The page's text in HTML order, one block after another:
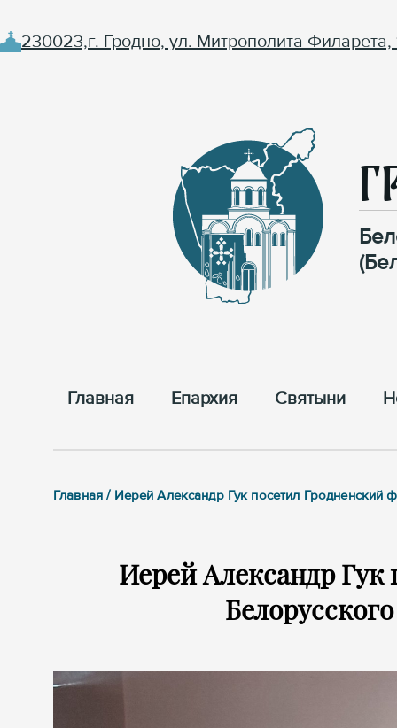
230023,г. Гродно, ул. Митрополита Филарета,
Главная Епархия Cвятыни
Главная / Иерей Александр Гук посетил Гродненский
Иерей Александр